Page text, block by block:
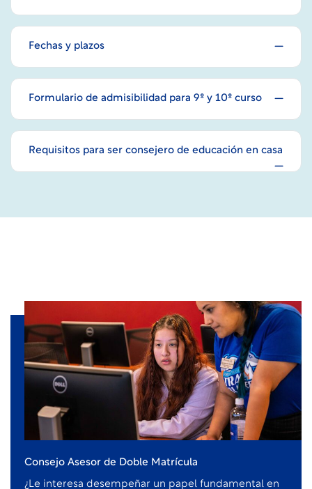
Fechas y plazos
Formulario de admisibilidad para 9º y 10º curso
Requisitos para ser consejero de educación en casa
Consejo Asesor de Doble Matrícula
¿Le interesa desempeñar un papel fundamental en